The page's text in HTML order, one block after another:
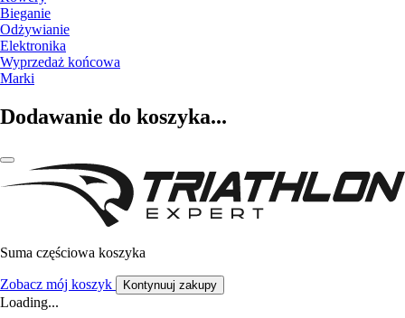
Bieganie
Odżywianie
Elektronika
Wyprzedaż końcowa
Marki
Dodawanie do koszyka...
Suma częściowa koszyka
Zobacz mój koszyk Kontynuuj zakupy
Loading...